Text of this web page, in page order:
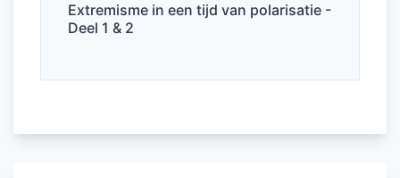
Extremisme in een tijd van polarisatie -
Deel 1 & 2